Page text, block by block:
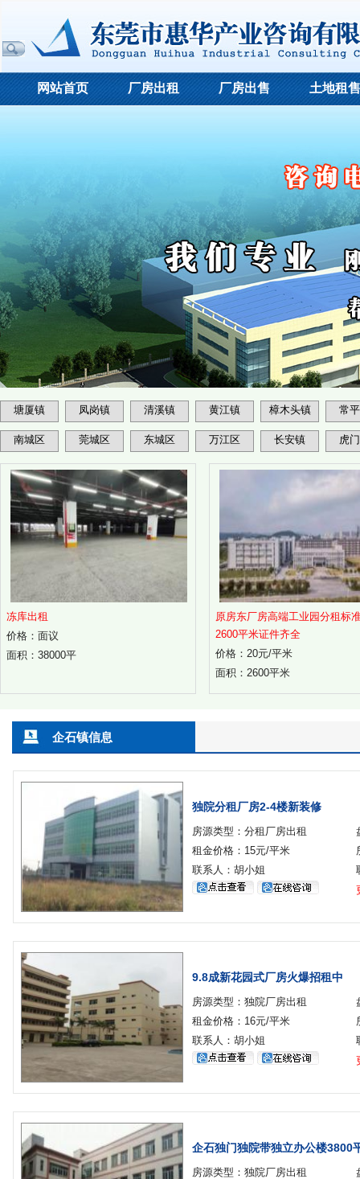
网站首页 厂房出租 厂房出售 土地租售
塘厦镇 凤岗镇 清溪镇 黄江镇 樟木头镇 常
南城区 莞城区 东城区 万江区 长安镇 虎
冻库出租
价格：面议
面积：38000平
原房东厂房高端工业园分租标
2600平米证件齐全
价格：20元/平米
面积：2600平米
企石镇信息
独院分租厂房2-4楼新装修
房源类型：分租厂房出租
租金价格：15元/平米
联系人：胡小姐
9.8成新花园式厂房火爆招租中
房源类型：独院厂房出租
租金价格：16元/平米
联系人：胡小姐
企石独门独院带独立办公楼3800
房源类型：独院厂房出租